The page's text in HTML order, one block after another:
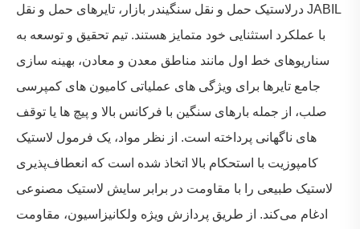
در لاستیک حمل و نقل سنگیندر بازار، تایرهای حمل و نقل JABIL
با عملکرد استثنایی خود متمایز هستند. تیم تحقیق و توسعه به
سناریوهای خط اول مانند مناطق معدن و معادن، بهینه سازی
جامع تایرها برای ویژگی های عملیاتی کامیون های کمپرسی
صلب، از جمله بارهای سنگین با فرکانس بالا و پیچ ها یا توقف
های ناگهانی پرداخته است. از نظر مواد، یک فرمول لاستیک
کامپوزیت با استحکام بالا اتخاذ شده است که انعطاف‌پذیری
لاستیک طبیعی را با مقاومت در برابر سایش لاستیک مصنوعی
ادغام می‌کند. از طریق پردازش ویژه ولکانیزاسیون، مقاومت